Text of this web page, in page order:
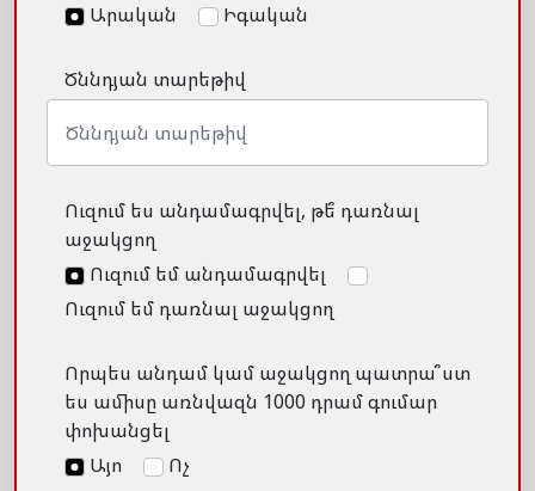
Արական
Իգական
Ծննդյան տարեթիվ
Ուզում ես անդամագրվել, թե՞ դառնալ
աջակցող
Ուզում եմ անդամագրվել
Ուզում եմ դառնալ աջակցող
Որպես անդամ կամ աջակցող պատրա՞ստ
ես ամիսը առնվազն 1000 դրամ գումար
փոխանցել
Այո
Ոչ